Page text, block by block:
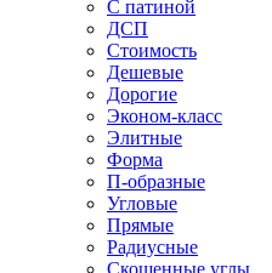
С патиной
ДСП
Стоимость
Дешевые
Дорогие
Эконом-класс
Элитные
Форма
П-образные
Угловые
Прямые
Радиусные
Скошенные углы